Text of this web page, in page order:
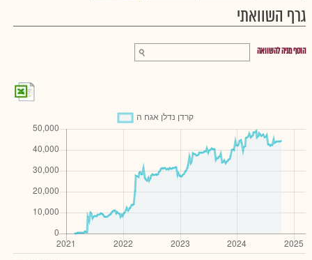
גרף השוואתי
הוסף מניה להשוואה